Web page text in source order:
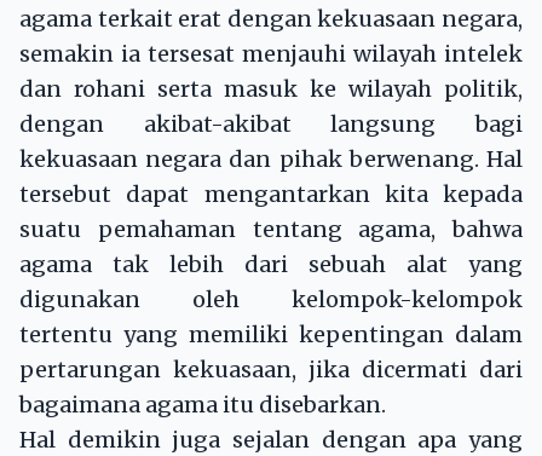
agama terkait erat dengan kekuasaan negara,
semakin ia tersesat menjauhi wilayah intelek
dan rohani serta masuk ke wilayah politik,
dengan akibat-akibat langsung bagi
kekuasaan negara dan pihak berwenang. Hal
tersebut dapat mengantarkan kita kepada
suatu pemahaman tentang agama, bahwa
agama tak lebih dari sebuah alat yang
digunakan oleh kelompok-kelompok
tertentu yang memiliki kepentingan dalam
pertarungan kekuasaan, jika dicermati dari
bagaimana agama itu disebarkan.
Hal demikin juga sejalan dengan apa yang